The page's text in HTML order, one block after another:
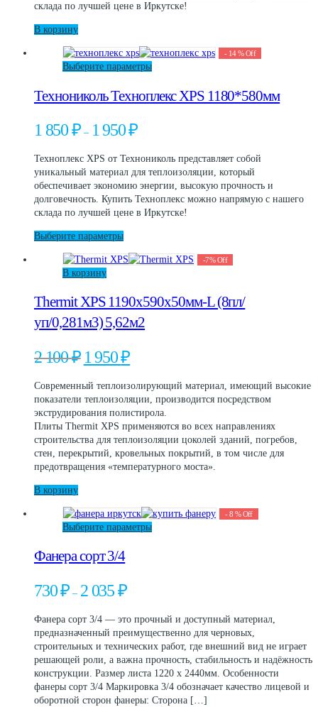
склада по лучшей цене в Иркутске!
В корзину
- 14 % Off
Выберите параметрыЭтот
имеет
несколько
выбрать
на
странице
товара.
Технониколь Техноплекс XPS 1180*580мм
1 850₽ – 1 950₽Диапазон
850 ₽
–
1
950 ₽
Техноплекс XPS от Технониколь представляет собой
уникальный материал для теплоизоляции, который
обеспечивает экономию энергии, высокую прочность и
долговечность. Купить Техноплекс можно напрямую с нашего
склада по лучшей цене в Иркутске!
Выберите параметрыЭтот
имеет
Опции
можно
выбрать
странице
-7% Off
В корзину
Thermit XPS 1190х590х50мм-L (8пл/
уп/0,281м3) 5,62м2
2 100₽ Первоначальная
цена
2
100 ₽.
1 950₽Текущая
цена:
950 ₽.
Современный теплоизолирующий материал, имеющий высокие
показатели теплоизоляции, производится посредством
экструдирования полистирола.
Плиты Thermit XPS применяются во всех направлениях
строительства для теплоизоляции цоколей зданий, погребов,
стен, перекрытий, кровельных покрытий, в том числе для
предотвращения «температурного моста».
В корзину
- 8 % Off
Выберите параметрыЭтот
выбрать
на
странице
товара.
Фанера сорт 3/4
730₽ – 2 035₽Диапазон
–
2
035 ₽
Фанера сорт 3/4 — это прочный и доступный материал,
предназначенный преимущественно для черновых,
строительных и технических работ, где внешний вид не играет
решающей роли, а важна прочность, стабильность и надёжность
конструкции. Размер листа 1220 х 2440мм. Особенности
фанеры сорт 3/4 Маркировка 3/4 обозначает качество лицевой и
оборотной сторон фанеры: Сторона […]